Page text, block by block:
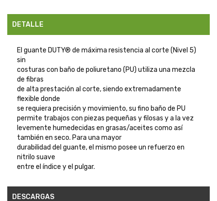
DETALLE
El guante DUTY® de máxima resistencia al corte (Nivel 5)
sin
costuras con baño de poliuretano (PU) utiliza una mezcla
de fibras
de alta prestación al corte, siendo extremadamente
flexible donde
se requiera precisión y movimiento, su fino baño de PU
permite trabajos con piezas pequeñas y filosas y a la vez
levemente humedecidas en grasas/aceites como así
también en seco. Para una mayor
durabilidad del guante, el mismo posee un refuerzo en
nitrilo suave
entre el índice y el pulgar.
DESCARGAS